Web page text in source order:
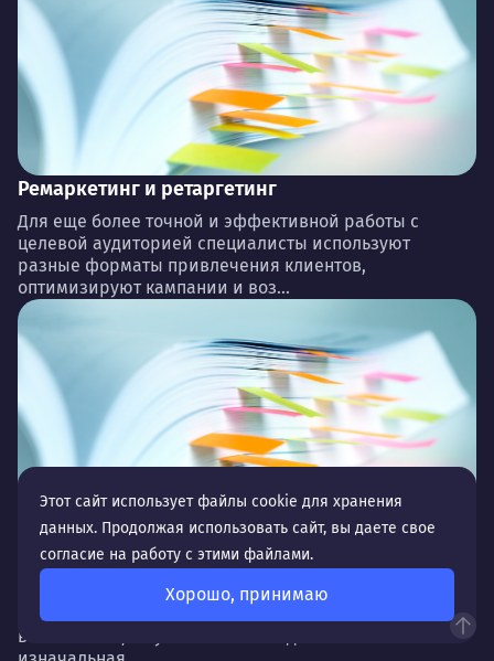
Ремаркетинг и ретаргетинг
Для еще более точной и эффективной работы с
целевой аудиторией специалисты используют
разные форматы привлечения клиентов,
оптимизируют кампании и воз...
Настройка таргетинга (география, время,
устройства, аудитории и др.)
Представьте, что вы уже запустили рекламную
кампанию. Целевая аудитория 10/10 и находится по
всей России, но у компании нет доставки и
Этот сайт использует файлы cookie для хранения
данных. Продолжая использовать сайт, вы даете свое
согласие на работу с этими файлами.
Хорошо, принимаю